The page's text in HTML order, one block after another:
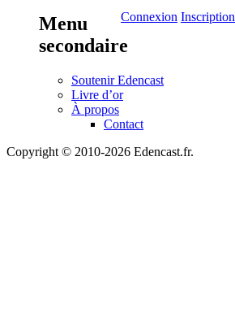
Connexion Inscription
Menu
secondaire
Soutenir Edencast
Livre d’or
À propos
Contact
Copyright © 2010-2026 Edencast.fr.